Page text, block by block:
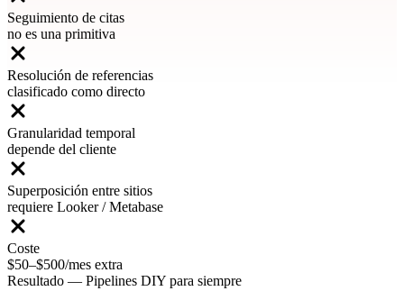
Seguimiento de citas
no es una primitiva
Resolución de referencias
clasificado como directo
Granularidad temporal
depende del cliente
Superposición entre sitios
requiere Looker / Metabase
Coste
$50–$500/mes extra
Resultado — Pipelines DIY para siempre